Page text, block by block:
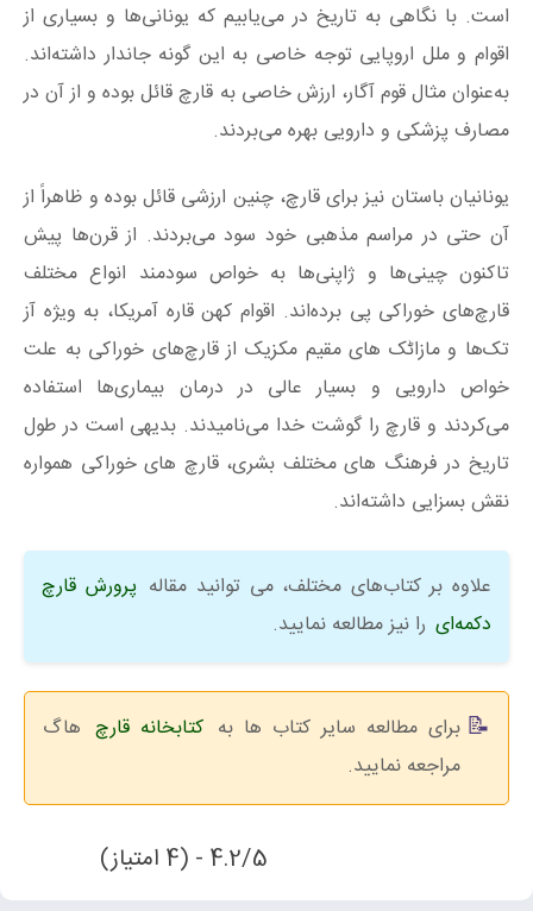
است. با نگاهی به تاریخ در می‌یابیم که یونانی‌ها و بسیاری از
اقوام و ملل اروپایی توجه خاصی به این گونه جاندار داشته‌اند.
به‌عنوان‌ مثال قوم آگار، ارزش خاصی به قارچ قائل بوده و از آن در
مصارف پزشکی و دارویی بهره می‌بردند.
یونانیان باستان نیز برای قارچ، چنین ارزشی قائل بوده و ظاهراً از
آن حتی در مراسم مذهبی خود سود می‌بردند. از قرن‌ها پیش
تاکنون چینی‌ها و ژاپنی‌ها به خواص سودمند انواع مختلف
قارچ‌های خوراکی پی برده‌اند. اقوام کهن قاره آمریکا، به‌ ویژه آز
تک‌ها و مازاٹک های مقیم مکزیک از قارچ‌های خوراکی به علت
خواص دارویی و بسیار عالی در درمان بیماری‌ها استفاده
می‌کردند و قارچ را گوشت خدا می‌نامیدند. بدیهی است در طول
تاریخ در فرهنگ‌ های مختلف بشری، قارچ‌ های خوراکی همواره
نقش بسزایی داشته‌اند.
علاوه بر کتاب‌های مختلف، می توانید مقاله پرورش قارچ
دکمه‌ای را نیز مطالعه نمایید.
برای مطالعه سایر کتاب ها به کتابخانه قارچ هاگ
مراجعه نمایید.
4.2/5 - (4 امتیاز)